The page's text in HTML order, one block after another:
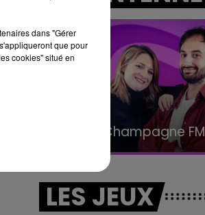
Le Club Champagne FM
LES JEUX
dans "Gérer
que pour
cookies" situé en